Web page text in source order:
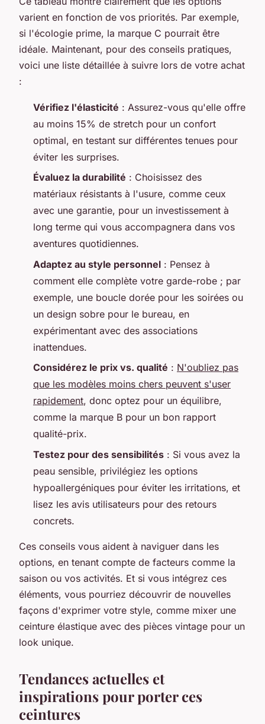
varient en fonction de vos priorités. Par exemple,
si l'écologie prime, la marque C pourrait être
idéale. Maintenant, pour des conseils pratiques,
voici une liste détaillée à suivre lors de votre achat
:
Vérifiez l'élasticité : Assurez-vous qu'elle offre
au moins 15% de stretch pour un confort
optimal, en testant sur différentes tenues pour
éviter les surprises.
Évaluez la durabilité : Choisissez des
matériaux résistants à l'usure, comme ceux
avec une garantie, pour un investissement à
long terme qui vous accompagnera dans vos
aventures quotidiennes.
Adaptez au style personnel : Pensez à
comment elle complète votre garde-robe ; par
exemple, une boucle dorée pour les soirées ou
un design sobre pour le bureau, en
expérimentant avec des associations
inattendues.
Considérez le prix vs. qualité : N'oubliez pas
que les modèles moins chers peuvent s'user
rapidement, donc optez pour un équilibre,
comme la marque B pour un bon rapport
qualité-prix.
Testez pour des sensibilités : Si vous avez la
peau sensible, privilégiez les options
hypoallergéniques pour éviter les irritations, et
lisez les avis utilisateurs pour des retours
concrets.
Ces conseils vous aident à naviguer dans les
options, en tenant compte de facteurs comme la
saison ou vos activités. Et si vous intégrez ces
éléments, vous pourriez découvrir de nouvelles
façons d'exprimer votre style, comme mixer une
ceinture élastique avec des pièces vintage pour un
look unique.
Tendances actuelles et
inspirations pour porter ces
ceintures